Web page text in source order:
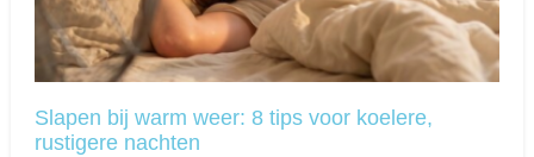
Slapen bij warm weer: 8 tips voor koelere,
rustigere nachten